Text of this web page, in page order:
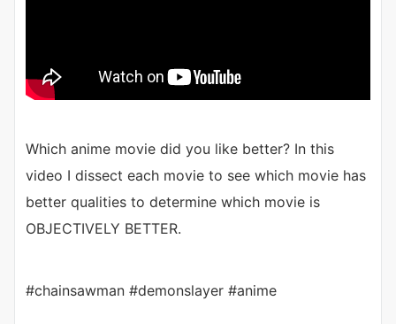
Which anime movie did you like better? In this
video I dissect each movie to see which movie has
better qualities to determine which movie is
OBJECTIVELY BETTER.
#chainsawman #demonslayer #anime